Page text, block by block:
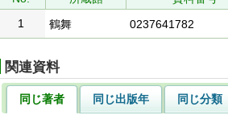
1
鶴舞 0237641782
関連資料
同じ著者 同じ出版年 同じ分類